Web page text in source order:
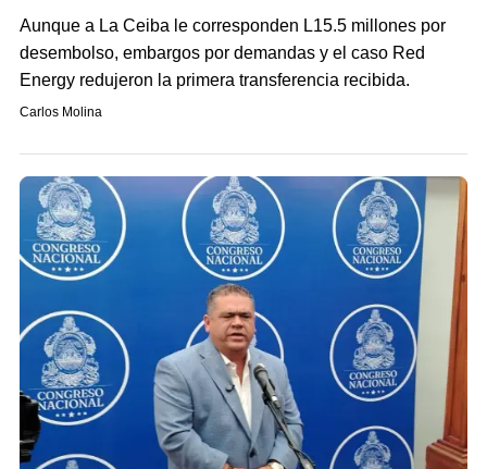
Aunque a La Ceiba le corresponden L15.5 millones por
desembolso, embargos por demandas y el caso Red
Energy redujeron la primera transferencia recibida.
Carlos Molina